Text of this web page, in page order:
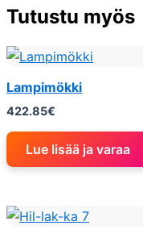
Tutustu myös
Lampimökki
422.85€
Lue lisää ja varaa